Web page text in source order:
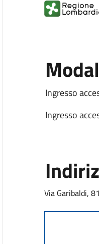
Ingresso
Ingresso
Via Garibaldi, 81